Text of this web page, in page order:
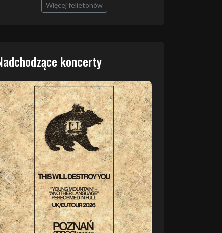
Więcej felietonów
koncerty
Poprzedni Następny